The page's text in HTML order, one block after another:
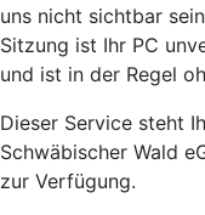
uns nicht sichtbar
Sitzung ist Ihr PC
und ist in der Regel
Dieser Service steht
Schwäbischer Wald
zur Verfügung.